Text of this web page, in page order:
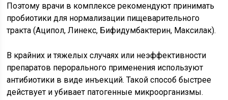
Поэтому врачи в комплексе рекомендуют принимать
пробиотики для нормализации пищеварительного
тракта (Аципол, Линекс, Бифидумбактерин, Максилак).
В крайних и тяжелых случаях или неэффективности
препаратов перорального применения используют
антибиотики в виде инъекций. Такой способ быстрее
действует и убивает патогенные микроорганизмы.